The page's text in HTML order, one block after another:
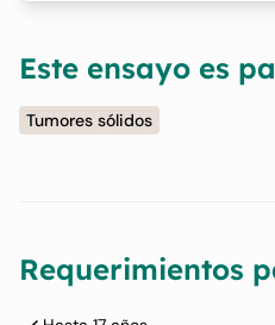
Este ensayo es
Tumores sólidos
Requerimientos